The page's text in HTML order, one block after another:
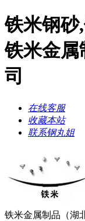
铁米钢砂
铁米金属
司
在线客服
收藏本站
联系钢丸姐
铁米金属制品（湖